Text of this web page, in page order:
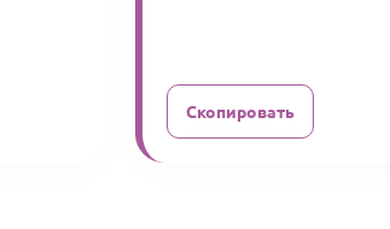
Скопировать